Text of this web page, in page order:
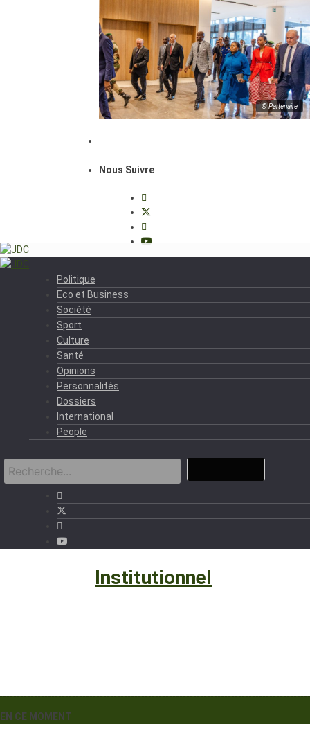
© Partenaire
Nous Suivre
Politique
Eco et Business
Société
Sport
Culture
Santé
Opinions
Personnalités
Dossiers
International
People
Institutionnel
EN CE MOMENT